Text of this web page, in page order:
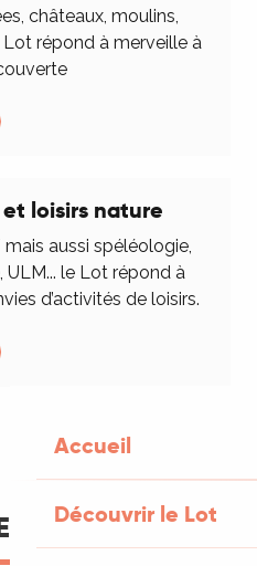
Accueil
Découvrir le Lot
châteaux, moulins,
Lot répond à merveille à
loisirs nature
aussi spéléologie,
le Lot répond à
d’activités de loisirs.